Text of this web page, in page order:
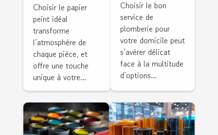
le papier
peint idéal
pour
chaque
pièce
Choisir le papier
peint idéal
transforme
l’atmosphère de
chaque pièce, et
offre une touche
unique à votre...
de
plomberie
pour votre
domicile
Choisir le bon
service de
plomberie pour
votre domicile peut
s’avérer délicat
face à la multitude
d’options...